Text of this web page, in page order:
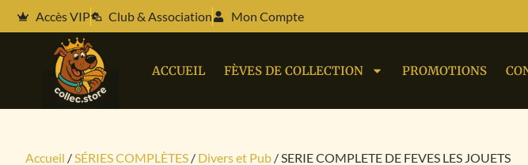
Accès VIP Club & Association Mon Compte
ACCUEIL FÈVES DE COLLECTION PROMOTIONS
Accueil /SÉRIES COMPLÈTES / Divers et Pub / SERIE COMPLETE DE FEVES LES JOUETS